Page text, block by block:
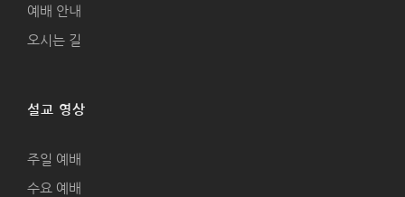
예배 안내
오시는 길
설교 영상
주일 예배
수요 예배